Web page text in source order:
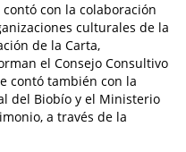
con la colaboración
culturales de la
de la Carta,
el Consejo Consultivo
contó también con la
del Biobío y el Ministerio
a través de la